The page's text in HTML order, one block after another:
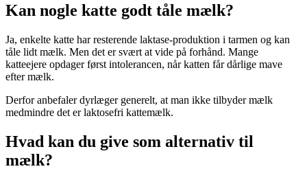
Kan nogle katte godt tåle mælk?
Ja, enkelte katte har resterende laktase-produktion i tarmen og kan
tåle lidt mælk. Men det er svært at vide på forhånd. Mange
katteejere opdager først intolerancen, når katten får dårlige mave
efter mælk.
Derfor anbefaler dyrlæger generelt, at man ikke tilbyder mælk
medmindre det er laktosefri kattemælk.
Hvad kan du give som alternativ til
mælk?